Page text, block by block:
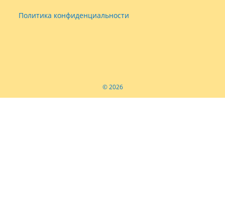
Политика конфиденциальности
© 2026